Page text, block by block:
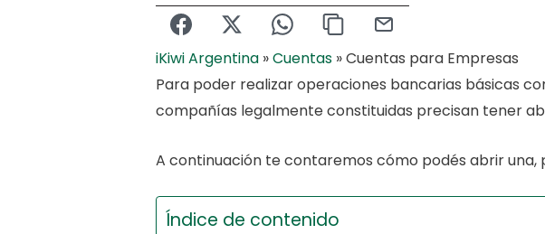
iKiwi Argentina »Cuentas »Cuentas para Empresas
Para poder realizar operaciones bancarias básicas
compañías legalmente constituidas precisan tener
A continuación te contaremos cómo podés abrir una,
Índice de contenido